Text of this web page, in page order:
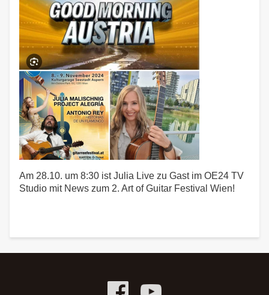
Am 28.10. um 8:30 ist Julia Live zu Gast im OE24 TV
Studio mit News zum 2. Art of Guitar Festival Wien!